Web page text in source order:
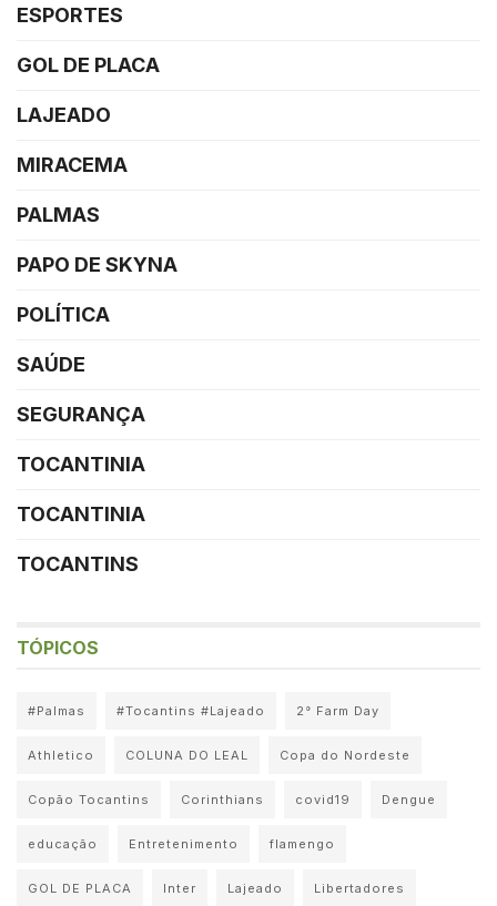
ESPORTES
GOL DE PLACA
LAJEADO
MIRACEMA
PALMAS
PAPO DE SKYNA
POLÍTICA
SAÚDE
SEGURANÇA
TOCANTINIA
TOCANTINIA
TOCANTINS
TÓPICOS
#Palmas #Tocantins #Lajeado 2° Farm Day
Athletico COLUNA DO LEAL Copa do Nordeste
Copão Tocantins Corinthians covid19 Dengue
educação Entretenimento flamengo
GOL DE PLACA Inter Lajeado Libertadores